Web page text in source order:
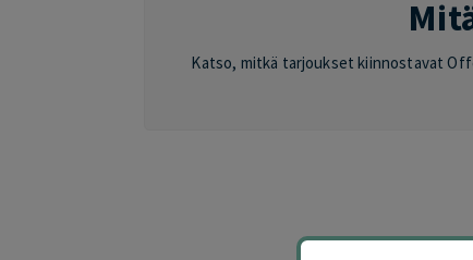
Katso, mitkä tarjoukset kiinnostavat